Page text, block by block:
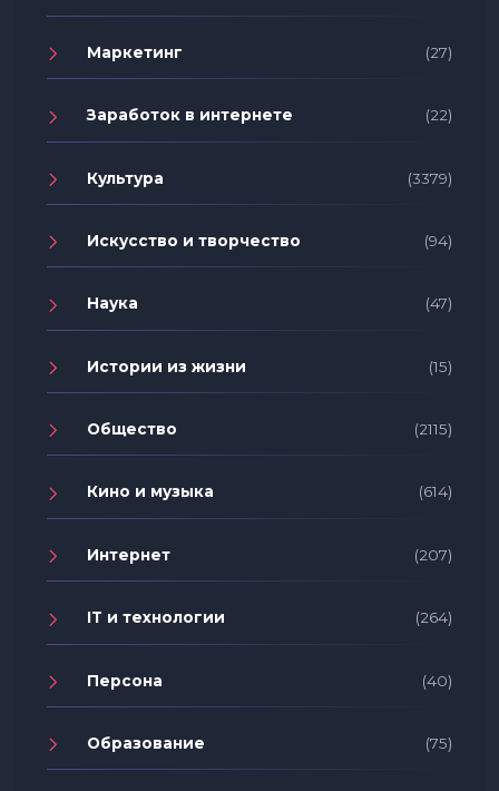
Маркетинг (27)
Заработок в интернете (22)
Культура (3379)
Искусство и творчество (94)
Наука (47)
Истории из жизни (15)
Общество (2115)
Кино и музыка (614)
Интернет (207)
IT и технологии (264)
Персона (40)
Образование (75)